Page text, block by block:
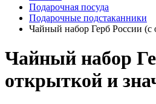
Подарочная посуда
Подарочные подстаканники
Чайный набор Герб России (с
Чайный набор
открыткой и